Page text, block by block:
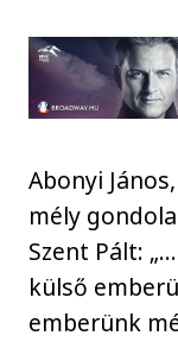
Abonyi
mély
Szent Pált:
külső
emberünk